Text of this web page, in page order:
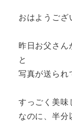
おはようござ
昨日お父さん
と
写真が送られ
すっごく美
なのに、半